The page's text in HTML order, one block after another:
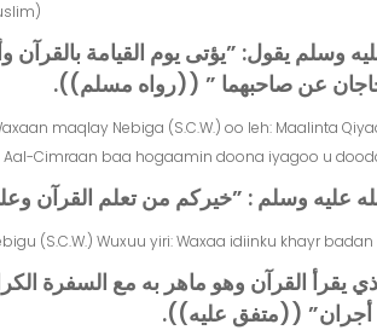
يقول‏:‏ ‏”‏يؤتى يوم القيامة بالقرآن
عن صاحبهما ‏”‏ ‏(‏‏(‏رواه مسلم‏)‏‏)‏‏.
maqlay Nebiga (S.C.W.) oo leh: Maalinta
Cimraan baa hogaamin doona iyagoo u
عليه وسلم ‏:‏ ‏”‏خيركم من تعلم القرآن
(S.C.W.) Wuxuu yiri: Waxaa idiinku khayr
القرآن وهو ماهر به مع السفرة الكرام
أجران‏”‏ ‏(‏‏(‏متفق عليه‏)‏‏)‏‏.‏